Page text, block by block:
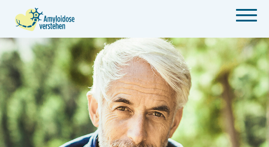
to
main
content
Home
page
Mobile